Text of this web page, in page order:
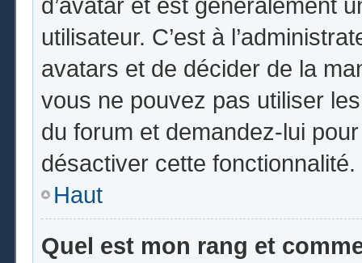
utilisateur. C’est à
avatars et de décider de la
vous ne pouvez pas utiliser
du forum et demandez-lui
désactiver cette fonctionnalité.
Haut
Quel est mon rang et